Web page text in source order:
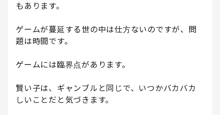
もあります。
ゲームが蔓延する世の中は仕方ないのですが、問
題は時間です。
ゲームには臨界点があります。
賢い子は、ギャンブルと同じで、いつかバカバカ
しいことだと気づきます。